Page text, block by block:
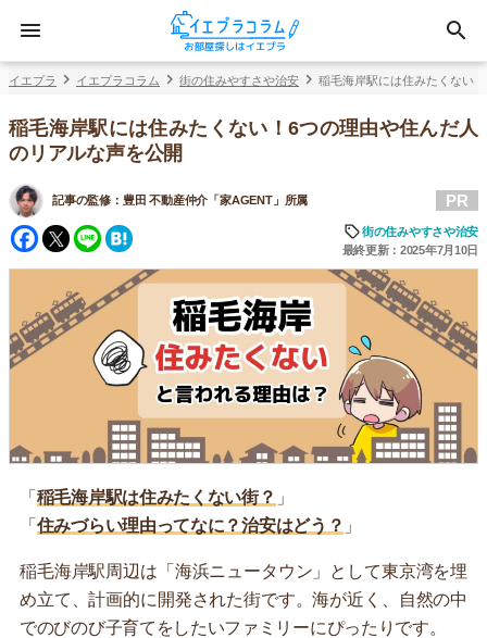
イエプラ イエプラコラム 街の住みやすさや治安 稲毛海岸駅には住みたくない
稲毛海岸駅には住みたくない！6つの理由や住んだ人
のリアルな声を公開
記事の監修： 豊田 不動産仲介「家AGENT」所属
Facebook
Twitter
Line
PR
街の住みやすさや治安
最終更新：2025年7月10日
「 稲毛海岸駅は住みたくない街？ 」
「 住みづらい理由ってなに？治安はどう？ 」
稲毛海岸駅周辺は「海浜ニュータウン」として東京湾を埋
め立て、計画的に開発された街です。海が近く、自然の中
でのびのび子育てをしたいファミリーにぴったりです。